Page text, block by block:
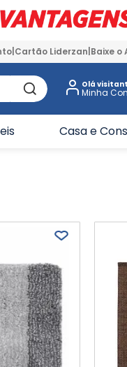
Cartão Liderzan Baixe o
Olá
Casa e